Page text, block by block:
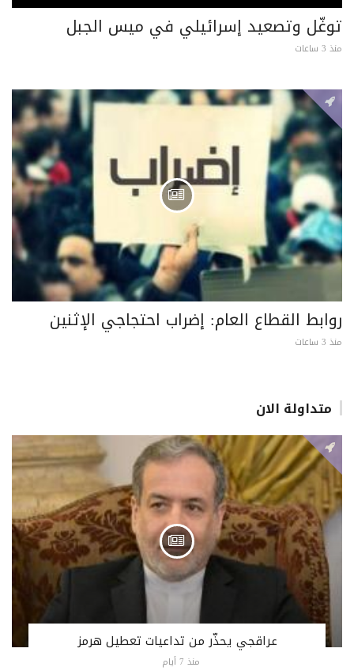
توغّل وتصعيد إسرائيلي في ميس الجبل
منذ 3 ساعات
روابط القطاع العام: إضراب احتجاجي الإثنين
منذ 3 ساعات
متداولة الان
عراقجي يحذّر من تداعيات تعطيل هرمز
منذ 7 أيام